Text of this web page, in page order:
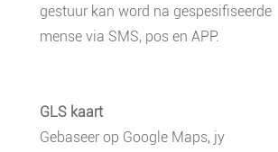
gestuur kan word na gespesifiseerde
mense via SMS, pos en APP.
GLS kaart
Gebaseer op Google Maps, jy